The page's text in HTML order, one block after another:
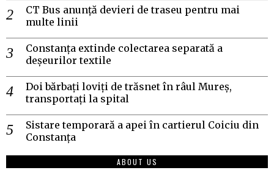
CT Bus anunță devieri de traseu pentru mai
multe linii
Constanța extinde colectarea separată a
deșeurilor textile
Doi bărbați loviți de trăsnet în râul Mureș,
transportați la spital
Sistare temporară a apei în cartierul Coiciu din
Constanța
ABOUT US